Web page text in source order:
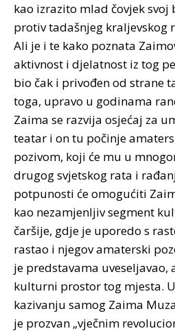
kao izrazito mlad čovjek
protiv tadašnjeg kraljevskog
Ali je i te kako poznata
aktivnost i djelatnost iz tog
bio čak i privođen od strane
toga, upravo u godinama
Zaima se razvija osjećaj za
teatar i on tu počinje
pozivom, koji će mu u
drugog svjetskog rata i
potpunosti će omogućiti
kao nezamjenljiv segment
čaršije, gdje je uporedo s
rastao i njegov amaterski
je predstavama uveseljavao,
kulturni prostor tog mjesta.
kazivanju samog Zaima
je prozvan „vječnim